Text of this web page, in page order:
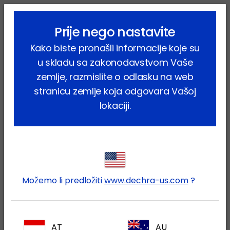
lock_outline search menu
Proizvodi
Farmaceutski proizvodi
Detonervin
lockPrijavite se na Vaš Dechra
Prije nego nastavite
Kako biste pronašli informacije koje su
u skladu sa zakonodavstvom Vaše
zemlje, razmislite o odlasku na web
stranicu zemlje koja odgovara Vašoj
lokaciji.
Možemo li predložitiwww.dechra-us.com?
AT AU